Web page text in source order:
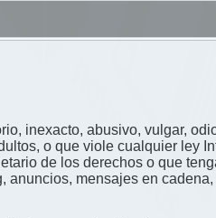
inexacto, abusivo, vulgar,
o que viole cualquier ley
de los derechos o que
mensajes en